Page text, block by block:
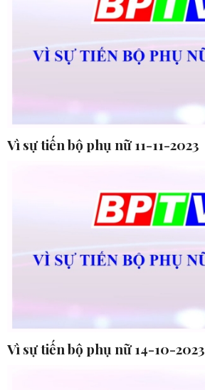
Vì sự tiến bộ phụ nữ 11-11-2023
Vì sự tiến bộ phụ nữ 14-10-2023